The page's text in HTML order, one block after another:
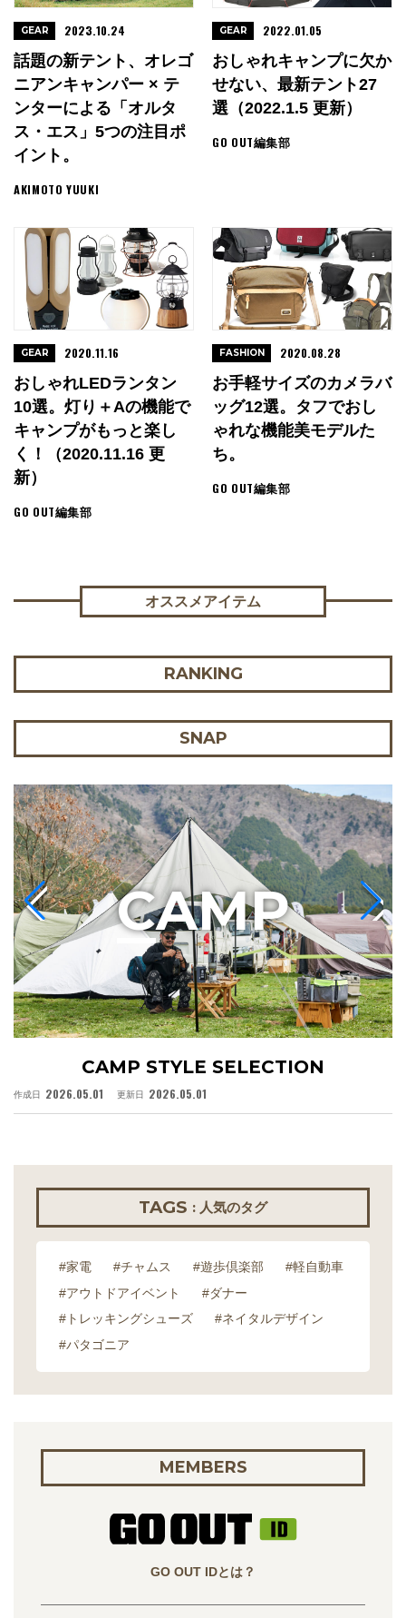
話題の新テント、オレゴ
ニアンキャンパー × テ
ンターによる「オルタ
ス・エス」5つの注目ポ
イント。
AKIMOTO YUUKI
GEAR 2023.10.24
おしゃれキャンプに欠か
せない、最新テント27
選（2022.1.5 更新）
GO OUT編集部
GEAR 2022.01.05
おしゃれLEDランタン
10選。灯り＋αの機能で
キャンプがもっと楽し
く！（2020.11.16 更
新）
GO OUT編集部
GEAR 2020.11.16
お手軽サイズのカメラバ
ッグ12選。タフでおし
ゃれな機能美モデルた
ち。
GO OUT編集部
FASHION 2020.08.28
オススメアイテム
RANKING
SNAP
CAMP STYLE SELECTION
作成日 2026.05.01 更新日 2026.05.01
CAMP
TAGS : 人気のタグ
#家電 #チャムス #遊歩倶楽部
#軽自動車
#アウトドアイベント
#ダナー
#トレッキングシューズ
#ネイタルデザイン
#パタゴニア
MEMBERS
GO OUT IDとは？